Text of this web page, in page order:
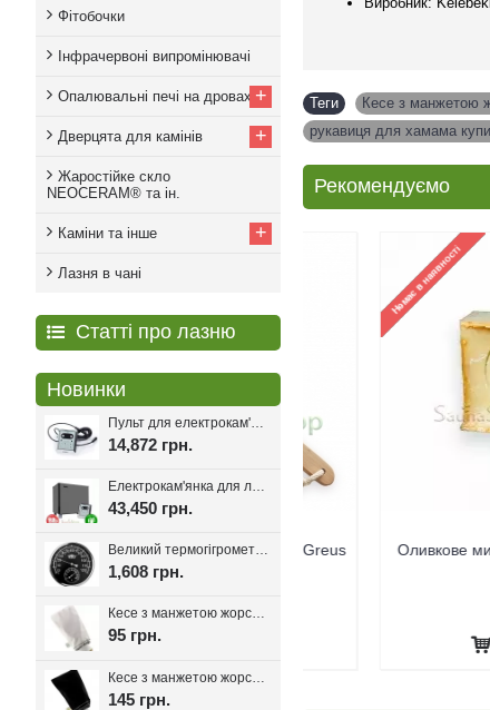
Фітобочки
Інфрачервоні випромінювачі
Опалювальні печі на дровах +
Дверцята для камінів +
Жаростійке скло
NEOCERAM® та ін.
Каміни та інше +
Лазня в чані
Статті про лазню
Новинки
Пульт для електрокам'янки EcoFlame Con-6, 18-25 кВт.
14,872 грн.
Електрокам'янка для лазні Eco Flame SAM D-27 27 кВт + пульт CON6
43,450 грн.
Великий термогігрометр для лазні Tesli D205 Black
1,608 грн.
Кесе з манжетою жорсткість мяка, Kelebekkese (Манжета)
95 грн.
145 грн.
Теги Кесе з манжетою
рукавиця для хамама
Рекомендуємо
Щітка для лазні двостороння Greus Оливкове мило для